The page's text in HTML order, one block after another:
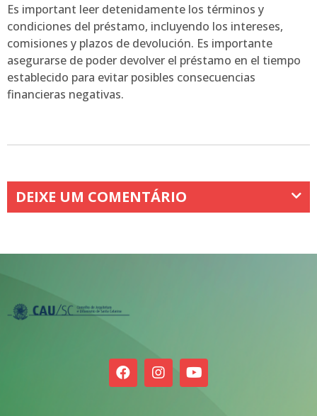
Es important leer detenidamente los términos y
condiciones del préstamo, incluyendo los intereses,
comisiones y plazos de devolución. Es importante
asegurarse de poder devolver el préstamo en el tiempo
establecido para evitar posibles consecuencias
financieras negativas.
DEIXE UM COMENTÁRIO